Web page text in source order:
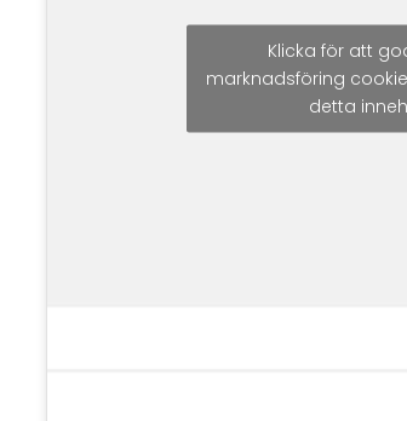
Klicka för att
marknadsföring
detta